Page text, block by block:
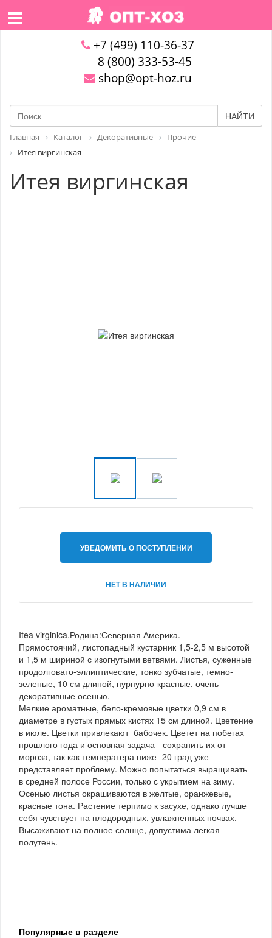
+7 (499) 110-36-37
8 (800) 333-53-45
shop@opt-hoz.ru
НАЙТИ
Главная Каталог Декоративные
Прочие
Итея виргинская
Итея виргинская
УВЕДОМИТЬ О ПОСТУПЛЕНИИ
НЕТ В НАЛИЧИИ
Itea virginica.Родина:Северная Америка.
Прямостоячий, листопадный кустарник 1,5-2,5 м высотой
и 1,5 м шириной с изогнутыми ветвями. Листья, суженные
продолговато-эллиптические, тонко зубчатые, темно-
зеленые, 10 см длиной, пурпурно-красные, очень
декоративные осенью.
Мелкие ароматные, бело-кремовые цветки 0,9 см в
диаметре в густых прямых кистях 15 см длиной. Цветение
в июле. Цветки привлекают бабочек. Цветет на побегах
прошлого года и основная задача - сохранить их от
мороза, так как температера ниже -20 град уже
представляет проблему. Можно попытаться выращивать
в средней полосе России, только с укрытием на зиму.
Осенью листья окрашиваются в желтые, оранжевые,
красные тона. Растение терпимо к засухе, однако лучше
себя чувствует на плодородных, увлажненных почвах.
Высаживают на полное солнце, допустима легкая
полутень.
Популярные в разделе